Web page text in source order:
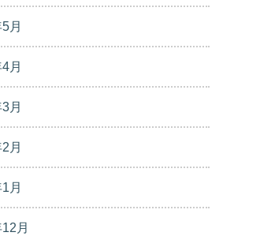
月
月
月
月
月
月